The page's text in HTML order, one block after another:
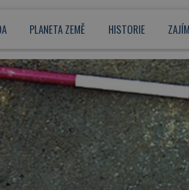
PLANETA ZEMĚ HISTORIE